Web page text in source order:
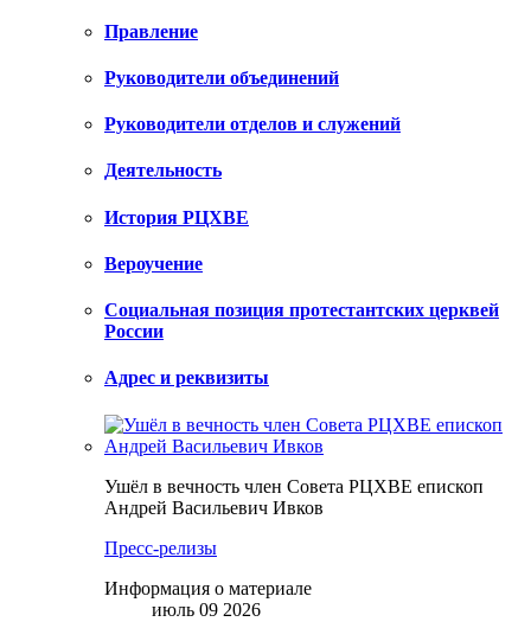
Правление
Руководители объединений
Руководители отделов и служений
Деятельность
История РЦХВЕ
Вероучение
Социальная позиция протестантских церквей
России
Адрес и реквизиты
Ушёл в вечность член Совета РЦХВЕ епископ
Андрей Васильевич Ивков
Пресс-релизы
Информация о материале
июль 09 2026